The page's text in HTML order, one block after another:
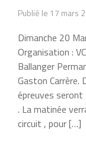
Publié le 17 mars
Dimanche 20
Organisation :
Ballanger
Gaston Carrère.
épreuves
. La matinée
circuit , pour […]